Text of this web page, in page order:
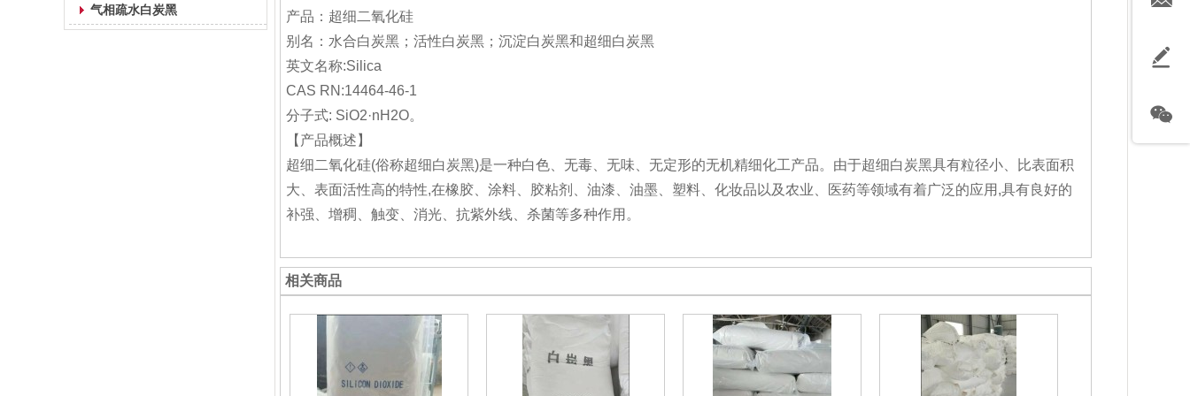
气相疏水白炭黑
产品：超细二氧化硅
别名：水合白炭黑；活性白炭黑；沉淀白炭黑和超细白炭黑
英文名称:Silica
CAS RN:14464-46-1
分子式: SiO2·nH2O。
【产品概述】
超细二氧化硅(俗称超细白炭黑)是一种白色、无毒、无味、无定形的无机精细化工产品。由于超细白炭黑具有粒径小、比表面积
大、表面活性高的特性,在橡胶、涂料、胶粘剂、油漆、油墨、塑料、化妆品以及农业、医药等领域有着广泛的应用,具有良好的
补强、增稠、触变、消光、抗紫外线、杀菌等多种作用。
相关商品